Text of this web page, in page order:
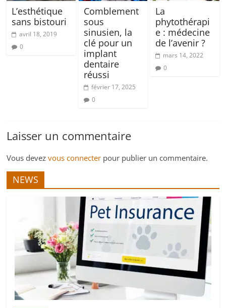
L’esthétique
sans bistouri
avril 18, 2019
0
Comblement
sous
sinusien, la
clé pour un
implant
dentaire
réussi
février 17, 2025
0
La
phytothérapi
e : médecine
de l’avenir ?
mars 14, 2022
0
Laisser un commentaire
Vous devezvous connecter pour publier un commentaire.
NEWS